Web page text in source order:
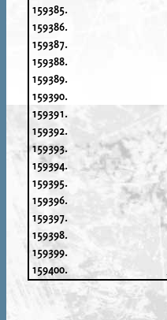
159385.
159386.
159387.
159388.
159389.
159390.
159391.
159392.
159393.
159394.
159395.
159396.
159397.
159398.
159399.
159400.